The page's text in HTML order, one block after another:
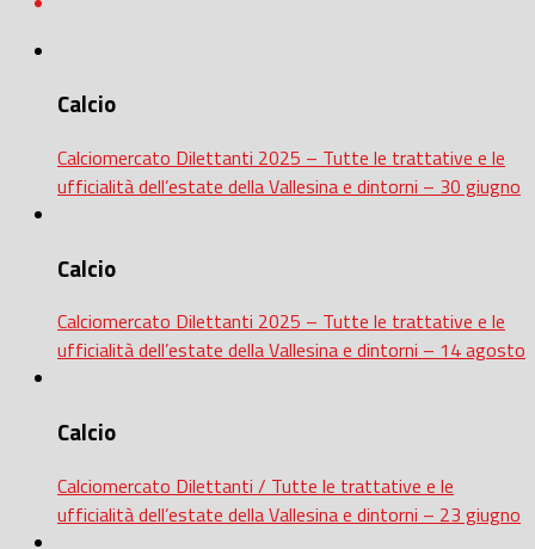
Calcio
Calciomercato Dilettanti 2025 – Tutte le trattative e le
ufficialità dell’estate della Vallesina e dintorni – 30 giugno
Calcio
Calciomercato Dilettanti 2025 – Tutte le trattative e le
ufficialità dell’estate della Vallesina e dintorni – 14 agosto
Calcio
Calciomercato Dilettanti / Tutte le trattative e le
ufficialità dell’estate della Vallesina e dintorni – 23 giugno